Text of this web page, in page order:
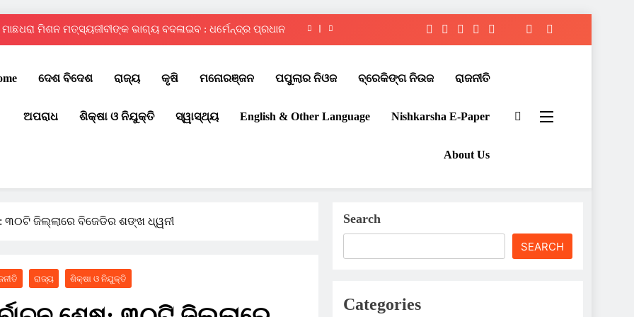
ମିଶନ ମତ୍ସ୍ୟଜୀବୀଙ୍କ ଭାଗ୍ୟ ବଦଳାଇବ : ଧର୍ମେନ୍ଦ୍ର ପ୍ରଧାନ
ଚୌଦ୍ୱାର ଆମ୍ବିସନ କ୍ଲବରେ ମେଗା ରକ୍ତଦାନ ଶିବିର
ପବିତ୍ର ବାହୁଡ଼ା ଯାତ୍ରା: ଜନ୍ମବେଦୀରୁ ରତ୍ନବେଦୀକୁ ବାହୁଡ଼ିଲେ ମହାବାହୁ
ଦେଶ ବିଦେଶ ରାଜ୍ୟ କୃଷି ମନୋରଞ୍ଜନ ପପୁଲାର ନିଓଜ ବ୍ରେକିଙ୍ଗ ନିଉଜ ରାଜନୀତି
ଅପରାଧ ଶିକ୍ଷା ଓ ନିଯୁକ୍ତି ସ୍ୱାସ୍ଥ୍ୟ English & Other Language Nishkarsha E-Paper​
About Us
୩୦ଟି ଜିଲ୍ଲାରେ ବିଜେଡିର ଶଙ୍ଖ ଧ୍ୱନୀ
ରାଜ୍ୟ ଶିକ୍ଷା ଓ ନିଯୁକ୍ତି
Search
SEARCH
Categories